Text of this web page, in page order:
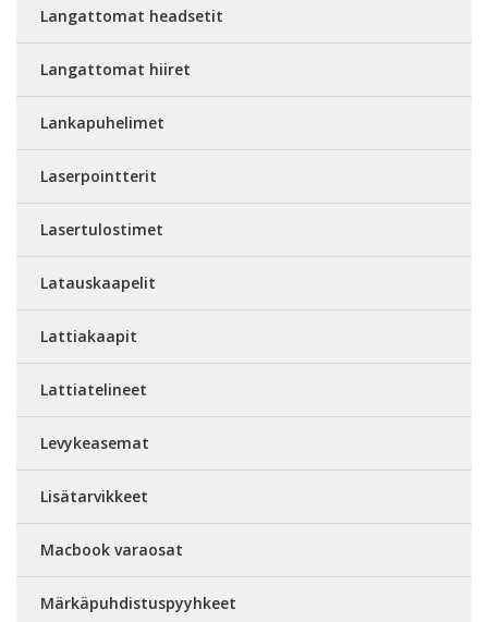
Langattomat headsetit
Langattomat hiiret
Lankapuhelimet
Laserpointterit
Lasertulostimet
Latauskaapelit
Lattiakaapit
Lattiatelineet
Levykeasemat
Lisätarvikkeet
Macbook varaosat
Märkäpuhdistuspyyhkeet